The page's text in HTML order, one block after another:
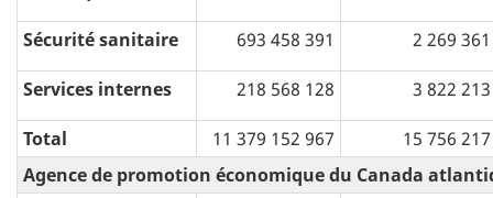
Sécurité sanitaire 693 458 391 2 269 361
Services internes 218 568 128 3 822 213
Total 11 379 152 967
15 756 217
Agence de promotion économique du Canada